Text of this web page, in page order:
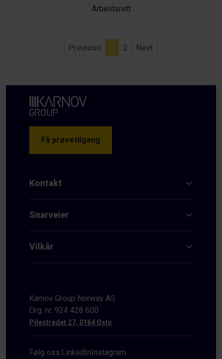
Arbeidsrett
Previous 1 2 Next
Få prøvetilgang
Kontakt
Snarveier
Vilkår
Karnov Group Norway AS
Org. nr. 924 428 600
Pilestredet 27, 0164 Oslo
Følg oss:LinkedInInstagram